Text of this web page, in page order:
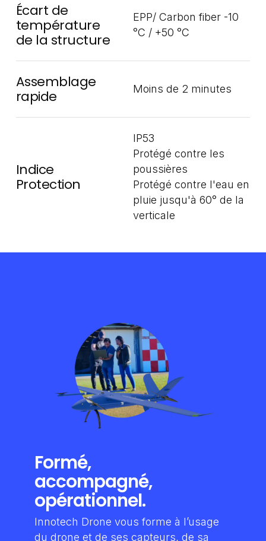
Écart de
température
de la structure
EPP/ Carbon fiber -10
°C / +50 °C
Assemblage
rapide
Moins de 2 minutes
Indice
Protection
IP53
Protégé contre les
poussières
Protégé contre l'eau en
pluie jusqu'à 60° de la
verticale
Formé,
accompagné,
opérationnel.
Innotech Drone vous forme à l’usage
du drone et de ses capteurs, de sa